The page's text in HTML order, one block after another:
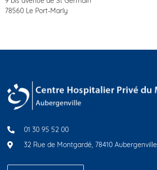
78560 Le Port-Marly
01 30 95 52 00
32 Rue de Montgardé, 78410 Aubergenville